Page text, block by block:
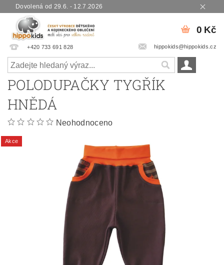
Dovolená od 29.6. - 12.7.2026
+420 733 691 828 hippokids@hippokids.cz
0 Kč
POLODUPAČKY TYGŘÍK
HNĚDÁ
Neohodnoceno
Akce